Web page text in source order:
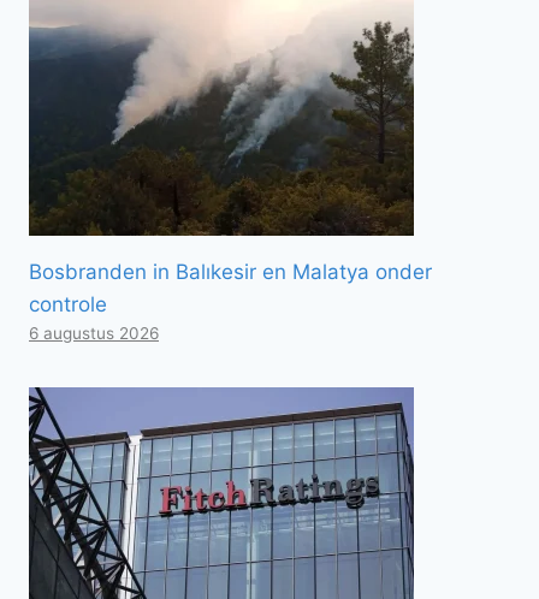
Bosbranden in Balıkesir en Malatya onder
controle
6 augustus 2026